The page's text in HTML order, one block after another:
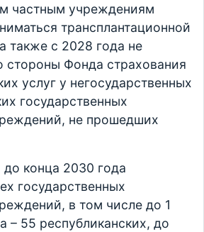
частным учреждениям
трансплантационной
также с 2028 года не
стороны Фонда страхования
услуг у негосударственных
государственных
не прошедших
конца 2030 года
государственных
в том числе до 1
– 55 республиканских, до